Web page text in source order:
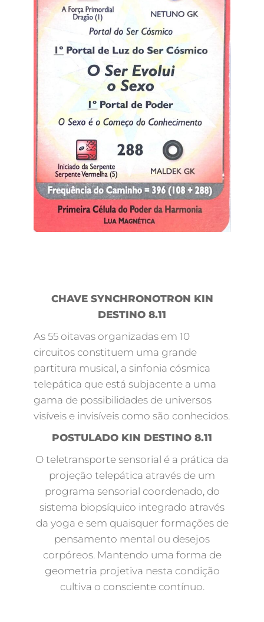
CHAVE SYNCHRONOTRON KIN
DESTINO 8.11
As 55 oitavas organizadas em 10
circuitos constituem uma grande
partitura musical, a sinfonia cósmica
telepática que está subjacente a uma
gama de possibilidades de universos
visíveis e invisíveis como são conhecidos.
POSTULADO KIN DESTINO 8.11
O teletransporte sensorial é a prática da
projeção telepática através de um
programa sensorial coordenado, do
sistema biopsíquico integrado através
da yoga e sem quaisquer formações de
pensamento mental ou desejos
corpóreos. Mantendo uma forma de
geometria projetiva nesta condição
cultiva o consciente contínuo.